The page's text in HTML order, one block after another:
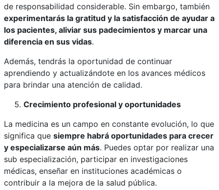
de responsabilidad considerable. Sin embargo, también
experimentarás la gratitud y la satisfacción de ayudar a
los pacientes, aliviar sus padecimientos y marcar una
diferencia en sus vidas.
Además, tendrás la oportunidad de continuar
aprendiendo y actualizándote en los avances médicos
para brindar una atención de calidad.
Crecimiento profesional y oportunidades
La medicina es un campo en constante evolución, lo que
significa que siempre habrá oportunidades para crecer
y especializarse aún más. Puedes optar por realizar una
sub especialización, participar en investigaciones
médicas, enseñar en instituciones académicas o
contribuir a la mejora de la salud pública.